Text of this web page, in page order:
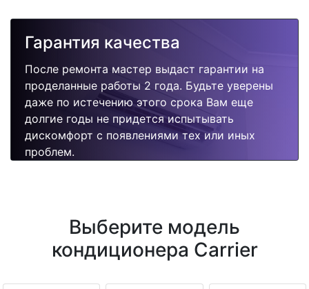
Гарантия качества
После ремонта мастер выдаст гарантии на
проделанные работы 2 года. Будьте уверены
даже по истечению этого срока Вам еще
долгие годы не придется испытывать
дискомфорт с появлениями тех или иных
проблем.
Выберите модель
кондиционера Carrier